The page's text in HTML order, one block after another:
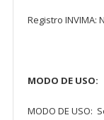
Registro INVIMA:
MODO DE USO:
MODO DE USO: